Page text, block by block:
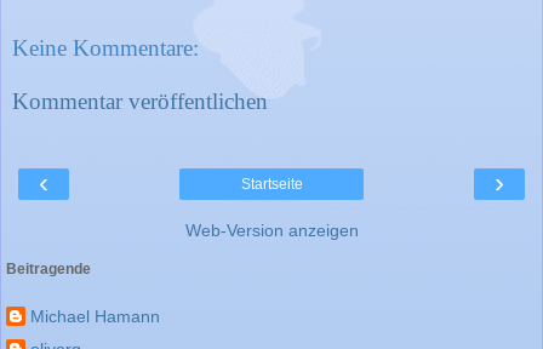
Keine Kommentare:
Kommentar veröffentlichen
‹ ›
Startseite
Web-Version anzeigen
Beitragende
Michael Hamann